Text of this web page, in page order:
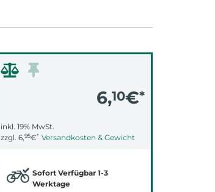
6,10€*
inkl. 19% MwSt.
zzgl. 6,95€* Versandkosten & Gewicht
Sofort Verfügbar 1-3
Werktage